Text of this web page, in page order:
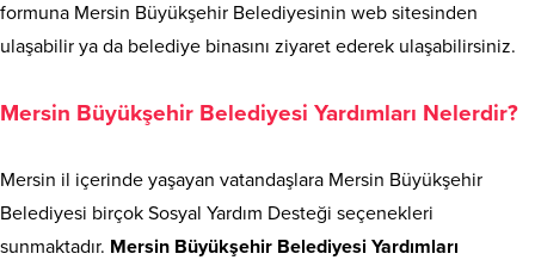
formuna Mersin Büyükşehir Belediyesinin web sitesinden
ulaşabilir ya da belediye binasını ziyaret ederek ulaşabilirsiniz.
Mersin Büyükşehir Belediyesi Yardımları Nelerdir?
Mersin il içerinde yaşayan vatandaşlara Mersin Büyükşehir
Belediyesi birçok Sosyal Yardım Desteği seçenekleri
sunmaktadır. Mersin Büyükşehir Belediyesi Yardımları